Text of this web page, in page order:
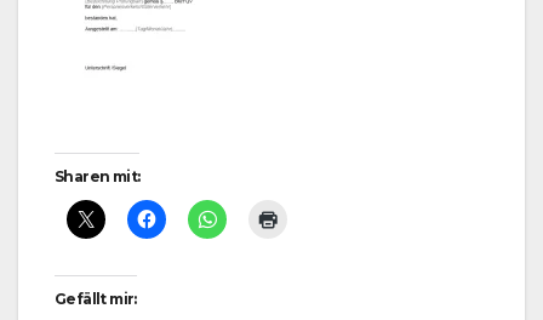
Sharen mit:
Gefällt mir: